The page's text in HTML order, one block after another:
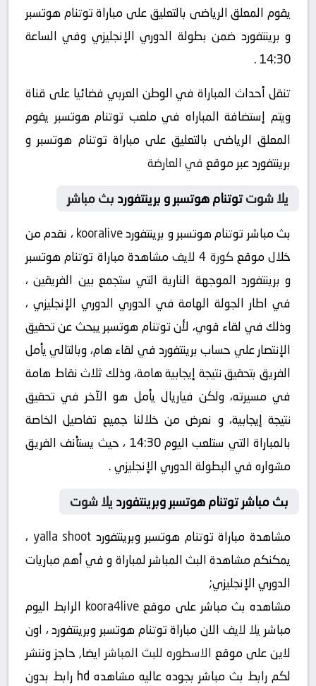
يقوم المعلق الرياضى بالتعليق على مباراة توتنام هوتسبر
و برينتفورد ضمن بطولة الدوري الإنجليزي وفي الساعة
14:30 .
تنقل أحداث المباراة في الوطن العربي فضائيا على قناة
ويتم إستضافة المباراه في ملعب توتنام هوتسبر يقوم
المعلق الرياضى بالتعليق على مباراة توتنام هوتسبر و
برينتفورد عبر موقعفي العارضة
يلا شوتتوتنام هوتسبر و برينتفورد بث مباشر
بث مباشر توتنام هوتسبر و برينتفوردkooralive ، نقدم من
خلال موقعكورة 4 لايف
مشاهدة مباراة توتنام هوتسبر
و برينتفورد الموجهة النارية التي ستجمع بين الفريقين ،
في اطار الجولة الهامة في الدوري الدوري الإنجليزي ،
وذلك في لقاء قوي، لأن توتنام هوتسبر يبحث عن تحقيق
الإنتصار علي حساب برينتفورد في لقاء هام، وبالتالي يأمل
الفريق بتحقيق نتيجة إيجابية هامة، وذلك ثلاث نقاط هامة
في مسيرته، ولكن فياريال يأمل هو الآخر في تحقيق
نتيجة إيجابية، و نعرض من خلالنا جميع تفاصيل الخاصة
بالمباراة التي ستلعب اليوم 14:30 ، حيث يستأنف الفريق
مشواره في البطولة الدوري الإنجليزي .
بث مباشر توتنام هوتسبر وبرينتفورد يلا شوت
مشاهدة مباراة توتنام هوتسبر وبرينتفورد yalla shoot ،
يمكنكم مشاهدة البث المباشر لمباراة و في أهم مباريات
الدوري الإنجليزي;
مشاهده بث مباشر على موقع koora4live الرابط اليوم
مباشر يلا لايف الان مباراة توتنام هوتسبر وبرينتفورد ، اون
لاين على موقع الاسطوره للبث المباشر ايضا, حاجز وننشر
لكم رابط بث مباشر بجوده عاليه مشاهده hd رابط بدون